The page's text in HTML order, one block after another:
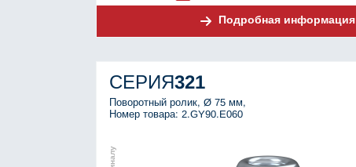
Подробная информация
СЕРИЯ321
Поворотный ролик, Ø 75 мм,
Номер товара: 2.GY90.E060